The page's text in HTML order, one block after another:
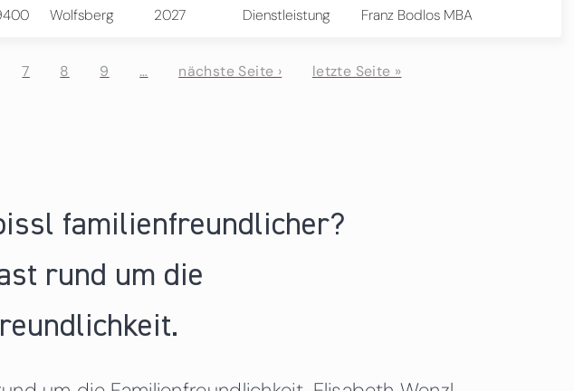
Wolfsberg 2027
Dienstleistung
Franz Bodlos MBA
7 8 9 … nächste Seite › letzte Seite »
familienfreundlicher?
rund um die